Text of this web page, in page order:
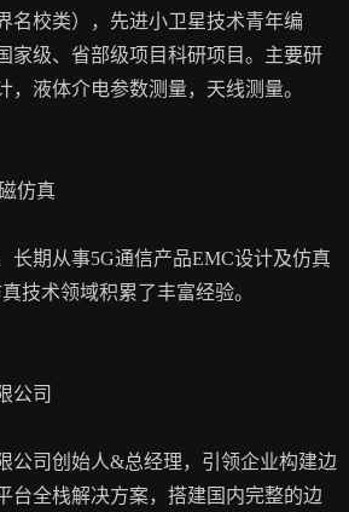
名校类），先进小卫星技术青年编
家级、省部级项目科研项目。主要研
，液体介电参数测量，天线测量。
仿真
长期从事5G通信产品EMC设计及仿真
技术领域积累了丰富经验。
公司
公司创始人&总经理，引领企业构建边
台全栈解决方案，搭建国内完整的边